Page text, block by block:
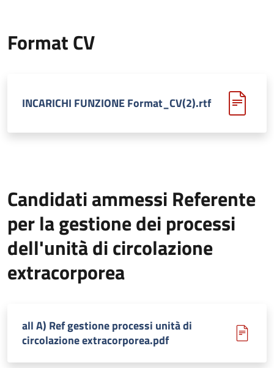
Format CV
INCARICHI FUNZIONE Format_CV(2).rtf
Candidati ammessi Referente
per la gestione dei processi
dell'unità di circolazione
extracorporea
all A) Ref gestione processi unità di
circolazione extracorporea.pdf